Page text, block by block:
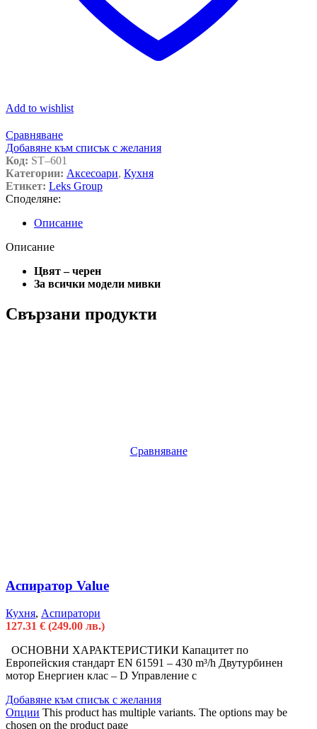
Add to wishlist
Сравняване
Добавяне към списък с желания
Код: ST–601
Категории: Аксесоари, Кухня
Етикет: Leks Group
Споделяне:
Описание
Описание
Цвят – черен
За всички модели мивки
Свързани продукти
Сравняване
Аспиратор Value
Кухня, Аспиратори
127.31 € (249.00 лв.)
ОСНОВНИ ХАРАКТЕРИСТИКИ Капацитет по
Европейския стандарт EN 61591 – 430 m³/h Двутурбинен
мотор Енергиен клас – D Управление с
Добавяне към списък с желания
Опции This product has multiple variants. The options may be
chosen on the product page